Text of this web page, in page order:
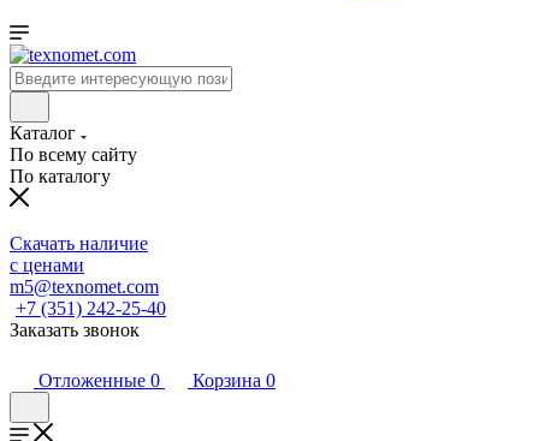
Каталог
По всему сайту
По каталогу
Скачать наличие
с ценами
m5@texnomet.com
+7 (351) 242-25-40
Заказать звонок
Отложенные 0 Корзина 0